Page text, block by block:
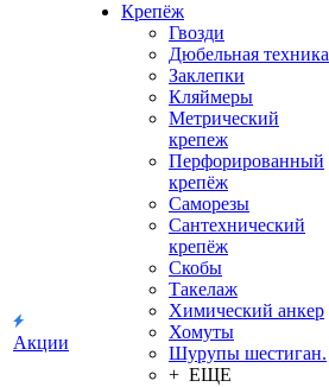
Акции
Крепёж
Гвозди
Дюбельная техника
Заклепки
Кляймеры
Метрический
крепеж
Перфорированный
крепёж
Саморезы
Сантехнический
крепёж
Скобы
Такелаж
Химический анкер
Хомуты
Шурупы шестиган.
+ ЕЩЕ